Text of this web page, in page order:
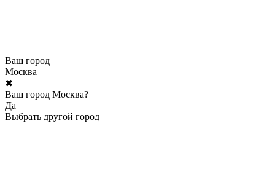
Ваш город
Москва
✖
Ваш город Москва?
Да
Выбрать другой город